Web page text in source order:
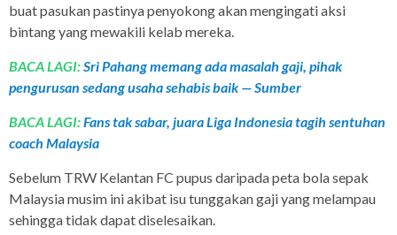
buat pasukan pastinya penyokong akan mengingati aksi
bintang yang mewakili kelab mereka.
BACA LAGI:Sri Pahang memang ada masalah gaji, pihak
pengurusan sedang usaha sehabis baik — Sumber
BACA LAGI:Fans tak sabar, juara Liga Indonesia tagih sentuhan
coach Malaysia
Sebelum TRW Kelantan FC pupus daripada peta bola sepak
Malaysia musim ini akibat isu tunggakan gaji yang melampau
sehingga tidak dapat diselesaikan.